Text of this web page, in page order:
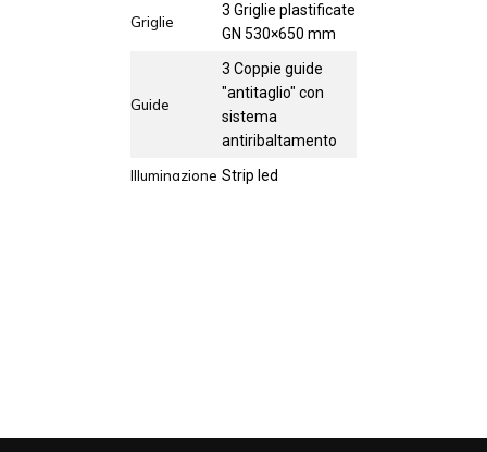
Griglie
3 Griglie plastificate
GN 530×650 mm
Guide
3 Coppie guide
"antitaglio" con
sistema
antiribaltamento
Illuminazione Strip led